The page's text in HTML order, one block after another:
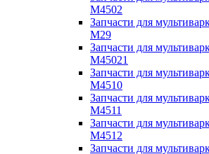
M4502
Запчасти для
M29
Запчасти для
M45021
Запчасти для
M4510
Запчасти для
M4511
Запчасти для
M4512
Запчасти для